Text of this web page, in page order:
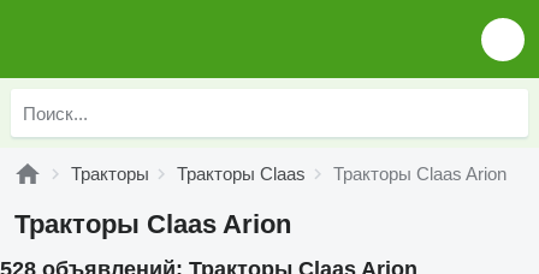
Тракторы Тракторы Claas Тракторы Claas Arion
Тракторы Claas Arion
528 объявлений: Тракторы Claas Arion